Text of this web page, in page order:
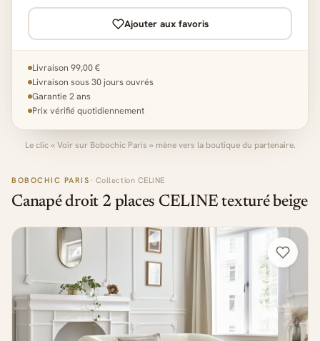
BOBOCHIC PARIS · Collection CELINE
Canapé droit 2 places CELINE texturé beige
Ajouter aux favoris
Livraison 99,00 €
Livraison sous 30 jours ouvrés
Garantie 2 ans
Prix vérifié quotidiennement
Le clic « Voir sur Bobochic Paris » mène vers la boutique du partenaire.